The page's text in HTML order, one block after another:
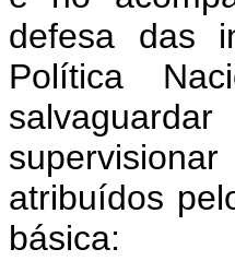
defesa das
Política
atribuídos
básica: